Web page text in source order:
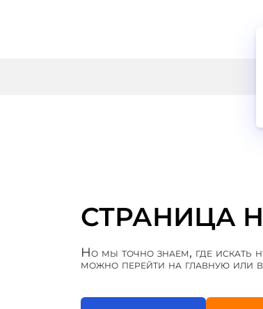
СТРАНИЦА
Но мы точно знаем, где
можно перейти на главную или в